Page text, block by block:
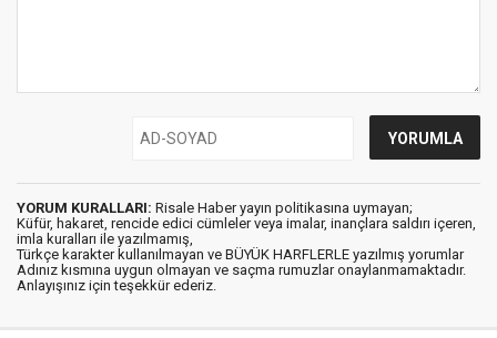
YORUM KURALLARI: Risale Haber yayın politikasına uymayan;
Küfür, hakaret, rencide edici cümleler veya imalar, inançlara saldırı içeren,
imla kuralları ile yazılmamış,
Türkçe karakter kullanılmayan ve BÜYÜK HARFLERLE yazılmış yorumlar
Adınız kısmına uygun olmayan ve saçma rumuzlar onaylanmamaktadır.
Anlayışınız için teşekkür ederiz.